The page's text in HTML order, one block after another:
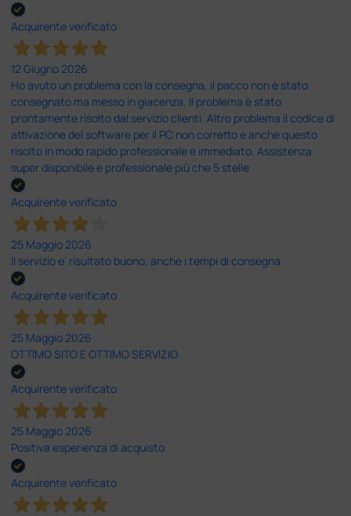
Acquirente verificato
12 Giugno 2026
Ho avuto un problema con la consegna, il pacco non è stato
consegnato ma messo in giacenza. Il problema è stato
prontamente risolto dal servizio clienti. Altro problema il codice di
attivazione del software per il PC non corretto e anche questo
risolto in modo rapido professionale e immediato. Assistenza
super disponibile e professionale più che 5 stelle
Acquirente verificato
25 Maggio 2026
Il servizio e’ risultato buono, anche i tempi di consegna
Acquirente verificato
25 Maggio 2026
OTTIMO SITO E OTTIMO SERVIZIO
Acquirente verificato
25 Maggio 2026
Positiva esperienza di acquisto
Acquirente verificato